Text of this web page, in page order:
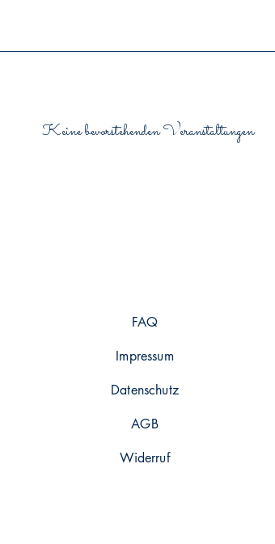
Keine bevorstehenden Veranstaltungen
FAQ
Impressum
Datenschutz
AGB
Widerruf